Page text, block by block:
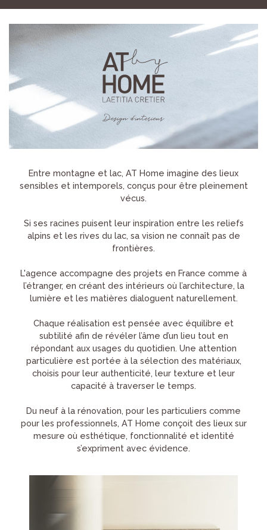
Entre montagne et lac, AT Home imagine des lieux
sensibles et intemporels, conçus pour être pleinement
vécus.
Si ses racines puisent leur inspiration entre les reliefs
alpins et les rives du lac, sa vision ne connaît pas de
frontières.
L'agence accompagne des projets en France comme à
l’étranger, en créant des intérieurs où l’architecture, la
lumière et les matières dialoguent naturellement.
Chaque réalisation est pensée avec équilibre et
subtilité afin de révéler l’âme d’un lieu tout en
répondant aux usages du quotidien. Une attention
particulière est portée à la sélection des matériaux,
choisis pour leur authenticité, leur texture et leur
capacité à traverser le temps.
Du neuf à la rénovation, pour les particuliers comme
pour les professionnels, AT Home conçoit des lieux sur
mesure où esthétique, fonctionnalité et identité
s’expriment avec évidence.